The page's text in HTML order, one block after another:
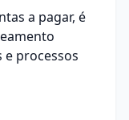
a pagar, é
e processos